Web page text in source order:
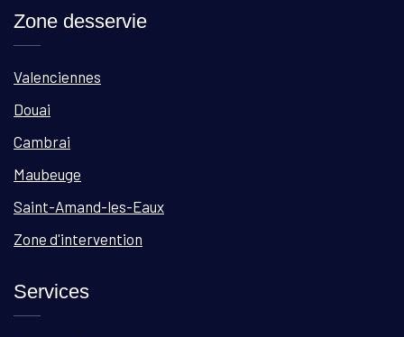
Zone desservie
Valenciennes
Douai
Cambrai
Maubeuge
Saint-Amand-les-Eaux
Zone d'intervention
Services